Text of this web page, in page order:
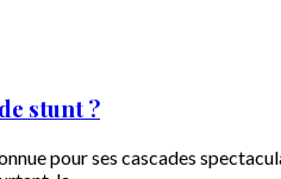
stunt ?
pour ses cascades